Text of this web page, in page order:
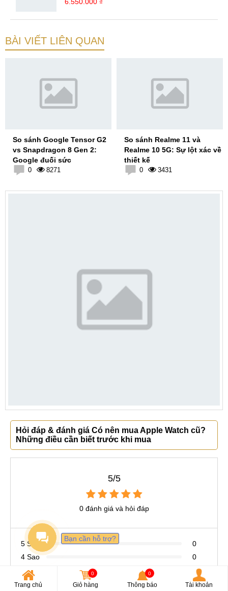
BÀI VIẾT LIÊN QUAN
So sánh Google Tensor G2
vs Snapdragon 8 Gen 2:
Google đuối sức
0 8271
So sánh Realme 11 và
Realme 10 5G: Sự lột xác về
thiết kế
0 3431
Hỏi đáp & đánh giá Có nên mua Apple Watch cũ?
Những điều cần biết trước khi mua
5/5
0 đánh giá và hỏi đáp
5 Sao
0
4 Sao
0
3 Sao
0
2 Sao
0
Trang chủ
0
Giỏ hàng
0
Thông báo Tài khoản
Bạn cần hỗ trợ?